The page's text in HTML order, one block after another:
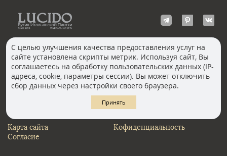
КОНТАКТЫ
Москва, Пречистенка
Волгоград
Екатеринбург
Казань
Новосибирск
Санкт-Петербург
Карта сайта
Кофиденциальность
Согласие
С целью улучшения качества предоставления услуг на
сайте установлена скрипты метрик. Используя сайт, Вы
соглашаетесь на обработку пользовательских данных (IP-
адреса, cookie, параметры сессии). Вы может отключить
сбор данных через настройки своего браузера.
Принять